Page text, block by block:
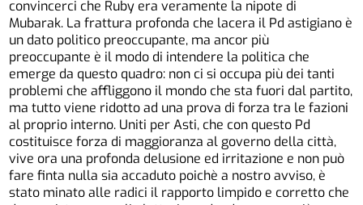
convincerci che Ruby era veramente la nipote di
Mubarak. La frattura profonda che lacera il Pd astigiano è
un dato politico preoccupante, ma ancor più
preoccupante è il modo di intendere la politica che
emerge da questo quadro: non ci si occupa più dei tanti
problemi che affliggono il mondo che sta fuori dal partito,
ma tutto viene ridotto ad una prova di forza tra le fazioni
al proprio interno. Uniti per Asti, che con questo Pd
costituisce forza di maggioranza al governo della città,
vive ora una profonda delusione ed irritazione e non può
fare finta nulla sia accaduto poichè a nostro avviso, è
stato minato alle radici il rapporto limpido e corretto che